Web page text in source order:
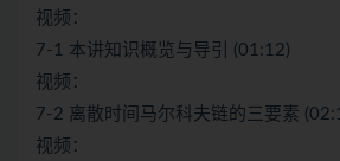
视频：
7-1 本讲知识概览与导引 (01:12)
视频：
7-2 离散时间马尔科夫链的三要素
视频：